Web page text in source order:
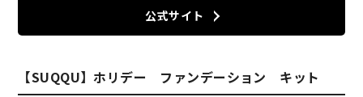
公式サイト
【SUQQU】ホリデー ファンデーション キット